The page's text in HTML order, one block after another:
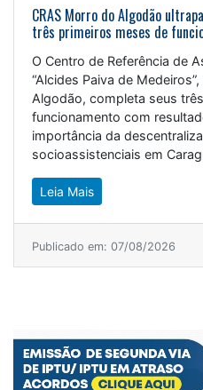
CRAS Morro do Algodão
três primeiros meses de
O Centro de Referência de
“Alcides Paiva de
Algodão, completa seus
funcionamento com
importância da
socioassistenciais em
Leia Mais
Publicado em: 07/08/2026